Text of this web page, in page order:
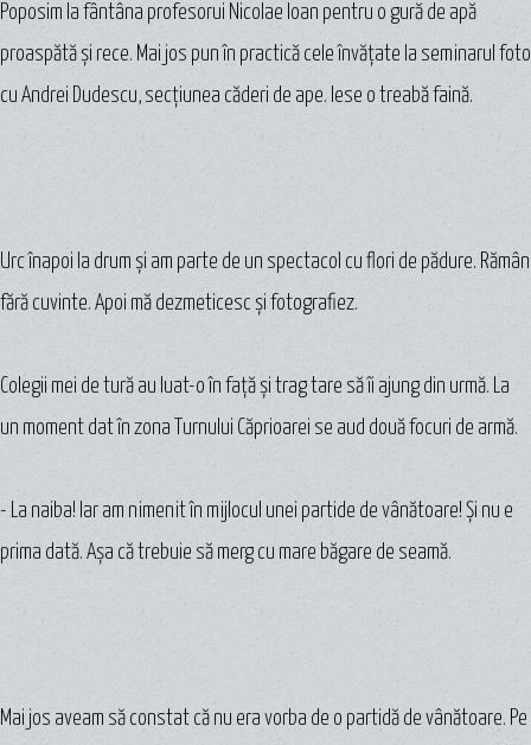
Poposim la fântâna profesorui Nicolae Ioan pentru o gură de apă
proaspătă şi rece. Mai jos pun în practică cele învățate la seminarul foto
cu Andrei Dudescu, secţiunea căderi de ape. Iese o treabă faină.
Urc înapoi la drum şi am parte de un spectacol cu flori de pădure. Rămân
fără cuvinte. Apoi mă dezmeticesc şi fotografiez.
Colegii mei de tură au luat-o în faţă şi trag tare să îi ajung din urmă. La
un moment dat în zona Turnului Căprioarei se aud două focuri de armă.
- La naiba! Iar am nimenit în mijlocul unei partide de vânătoare! Şi nu e
prima dată. Aşa că trebuie să merg cu mare băgare de seamă.
Mai jos aveam să constat că nu era vorba de o partidă de vânătoare. Pe